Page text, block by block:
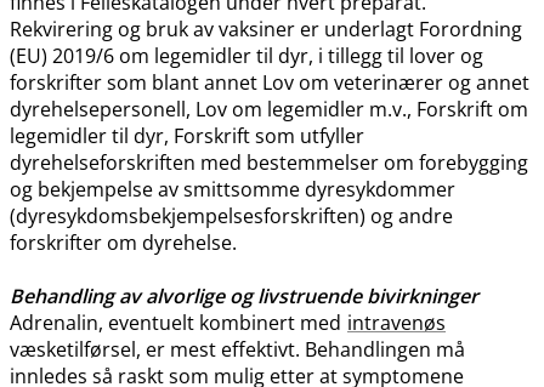
Rekvirering og bruk av vaksiner er underlagt Forordning
(EU) 2019/6 om legemidler til dyr, i tillegg til lover og
forskrifter som blant annet Lov om veterinærer og annet
dyrehelsepersonell, Lov om legemidler m.v., Forskrift om
legemidler til dyr, Forskrift som utfyller
dyrehelseforskriften med bestemmelser om forebygging
og bekjempelse av smittsomme dyresykdommer
(dyresykdomsbekjempelsesforskriften) og andre
forskrifter om dyrehelse.
Behandling av alvorlige og livstruende bivirkninger
Adrenalin, eventuelt kombinert med intravenøs
væsketilførsel, er mest effektivt. Behandlingen må
innledes så raskt som mulig etter at symptomene